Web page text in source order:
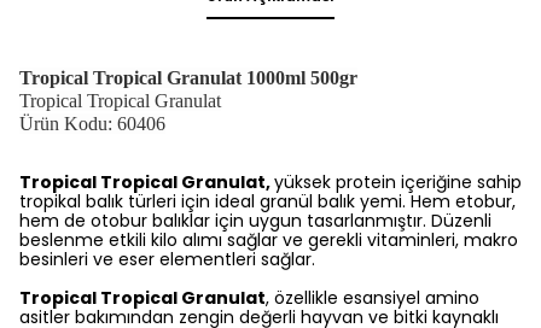
Tropical Tropical Granulat 1000ml 500gr
Tropical Tropical Granulat
Ürün Kodu: 60406
Tropical Tropical Granulat,yüksek protein içeriğine sahip
tropikal balık türleri için ideal granül balık yemi. Hem etobur,
hem de otobur balıklar için uygun tasarlanmıştır. Düzenli
beslenme etkili kilo alımı sağlar ve gerekli vitaminleri, makro
besinleri ve eser elementleri sağlar.
Tropical Tropical Granulat, özellikle esansiyel amino
asitler bakımından zengin değerli hayvan ve bitki kaynaklı